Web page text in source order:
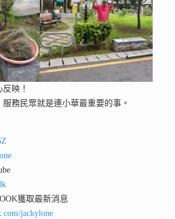
映！
務民眾就是連小華最重要的事。
獲取最新消息
jackylone